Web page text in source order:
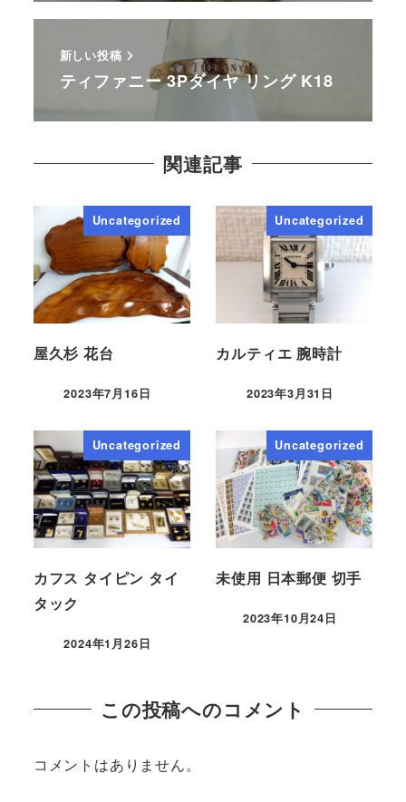
新しい投稿
ティファニー 3Pダイヤ リング K18
関連記事
Uncategorized
屋久杉 花台
2023年7月16日
Uncategorized
カルティエ 腕時計
2023年3月31日
Uncategorized
カフス タイピン タイ
タック
2024年1月26日
Uncategorized
未使用 日本郵便 切手
2023年10月24日
この投稿へのコメント
コメントはありません。